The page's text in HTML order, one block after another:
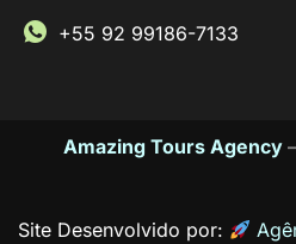
+55 92 99186-7133
Amazing Tours Agency–
Site Desenvolvido por: